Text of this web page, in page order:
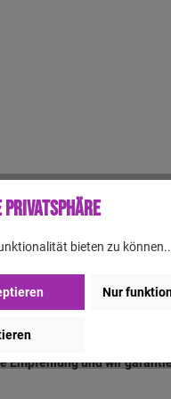
diesem Grund können
auf Farbe, Anzahl etc.,
und wir
bieten zu
Nur